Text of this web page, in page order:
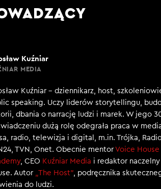
Kuźniar
MEDIA
Kuźniar – dziennikarz, host,
speaking. Uczy liderów storytellingu,
dbania o narrację ludzi i marek. W jego
dużą rolę odegrała praca w
radio, telewizja i digital, m.in. Trójka, Radio
TVN, Onet. Obecnie mentorVoice House
, CEO Kuźniar Media i redaktor naczelny
Autor „The Host”, podręcznika
do ludzi.